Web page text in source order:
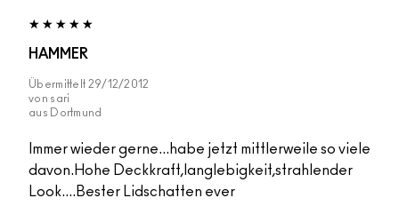
HAMMER
Übermittelt 29/12/2012
von sari
aus
Dortmund
Immer wieder gerne...habe jetzt mittlerweile so viele
davon.Hohe Deckkraft,langlebigkeit,strahlender
Look....Bester Lidschatten ever